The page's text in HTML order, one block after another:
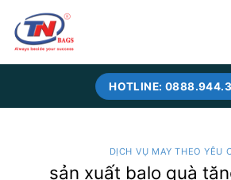
content
HOTLINE:
DỊCH VỤ MAY THEO YÊU
sản xuất balo quà